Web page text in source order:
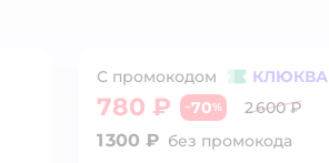
С промокодом КЛЮКВА
780 ₽ −70% 2 600 ₽
1 300 ₽ без промокода